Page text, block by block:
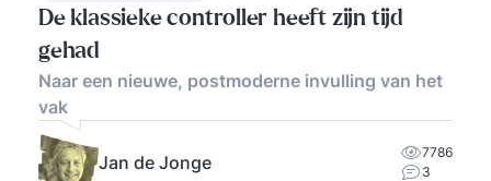
De klassieke controller heeft zijn tijd
gehad
Naar een nieuwe, postmoderne invulling van het
vak
Jan de Jonge
7786
3